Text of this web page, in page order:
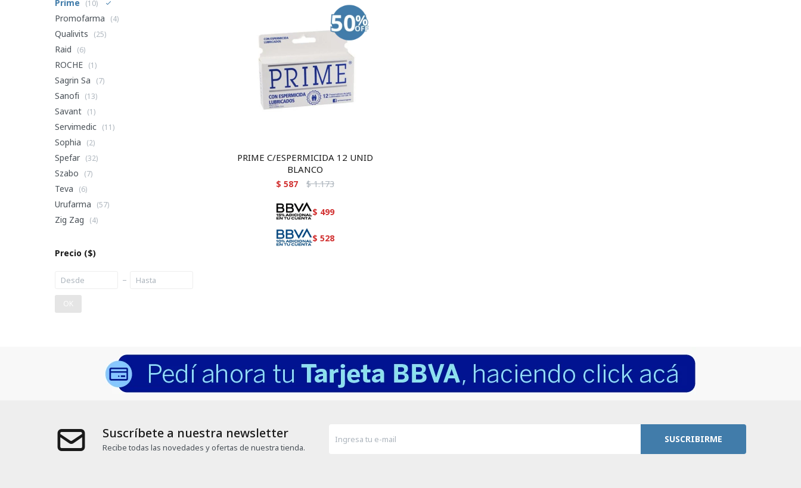
PRIME C/ESPERMICIDA 12 UNID
BLANCO
$ 587 $ 1.173
$ 499
$ 528
Prime (10)
Promofarma (4)
Qualivits (25)
Raid (6)
ROCHE (1)
Sagrin Sa (7)
Sanofi (13)
Savant (1)
Servimedic (11)
Sophia (2)
Spefar (32)
Szabo (7)
Teva (6)
Urufarma (57)
Zig Zag (4)
Precio ($)
OK
Suscríbete a nuestra newsletter
Recibe todas las novedades y ofertas de nuestra tienda.
SUSCRIBIRME